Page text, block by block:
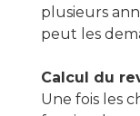
plusieurs
peut les
Calcul du
Une fois les